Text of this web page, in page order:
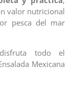
valor nutricional
pesca del mar
todo el
Mexicana